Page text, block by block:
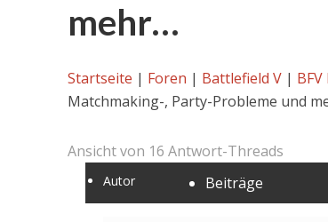
mehr…
Startseite | Foren | Battlefield V |
Matchmaking-, Party-Probleme und
Ansicht von 16 Antwort-Threads
Autor Beiträge